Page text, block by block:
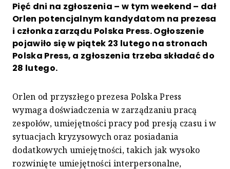
Pięć dni na zgłoszenia – w tym weekend – dał
Orlen potencjalnym kandydatom na prezesa
i członka zarządu Polska Press. Ogłoszenie
pojawiło się w piątek 23 lutego na stronach
Polska Press, a zgłoszenia trzeba składać do
28 lutego.
Orlen od przyszłego prezesa Polska Press
wymaga doświadczenia w zarządzaniu pracą
zespołów, umiejętności pracy pod presją czasu i w
sytuacjach kryzysowych oraz posiadania
dodatkowych umiejętności, takich jak wysoko
rozwinięte umiejętności interpersonalne,